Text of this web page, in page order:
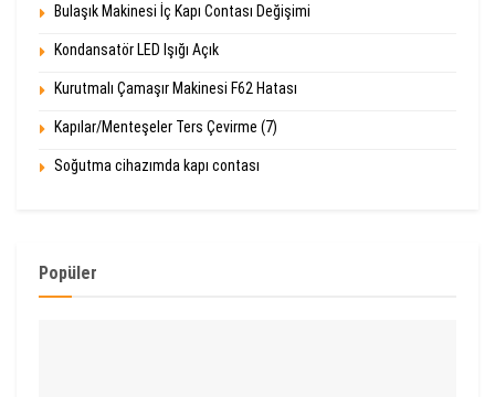
Bulaşık Makinesi İç Kapı Contası Değişimi
Kondansatör LED Işığı Açık
Kurutmalı Çamaşır Makinesi F62 Hatası
Kapılar/Menteşeler Ters Çevirme (7)
Soğutma cihazımda kapı contası
Popüler